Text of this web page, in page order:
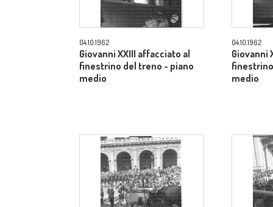
04.10.1962
Giovanni XXIII affacciato al
finestrino del treno - piano
medio
04.10.1962
Giovanni
medio